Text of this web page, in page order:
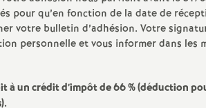
n
s
e
pour qu’en fonction de la date de
votre bulletin d’adhésion. Votre
personnelle et vous informer dans les
à un crédit d’impôt de 66% (déduction